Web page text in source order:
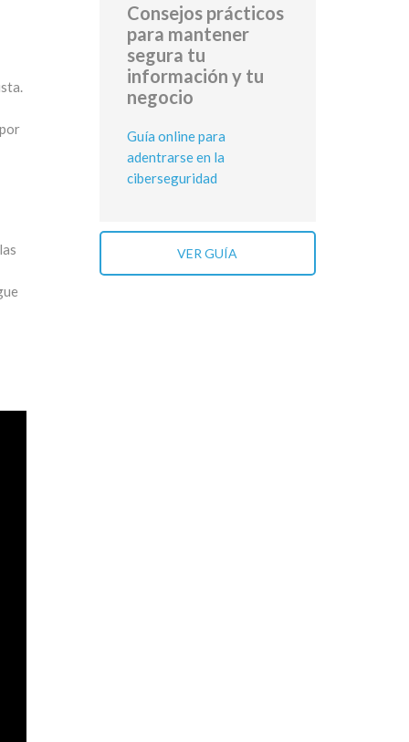
Consejos prácticos
para mantener
segura tu
información y tu
negocio
Guía online para
adentrarse en la
ciberseguridad
VER GUÍA